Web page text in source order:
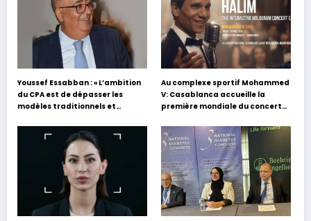
Youssef Essabban : « L’ambition
du CPA est de dépasser les
modèles traditionnels et
s’appuyant sur le partage des
expériences »
Au complexe sportif Mohammed
V: Casablanca accueille la
première mondiale du concert
Hafez